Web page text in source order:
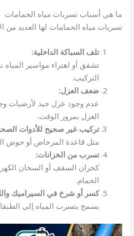
ما هي أسباب تسربات مياه الحمامات
تسربات مياه الحمامات لها العديد من
تلف السباكة الداخلية:
تشقق أو اهتراء مواسير المياه
التركيب.
ضعف العزل:
عدم وجود عزل جيد لأرضيات
العزل بمرور الوقت.
تركيب غير صحيح للأدوات
مثل قاعدة المرحاض أو حوض
تسرب من الخزانات:
كخزان السقف أو السخان
الحمام.
كسر أو شرخ في السيراميك
يسمح بتسرب المياه إلى